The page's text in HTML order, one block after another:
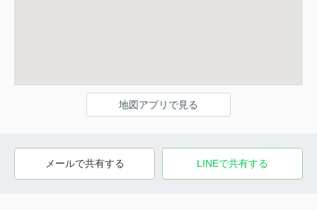
地図アプリで見る
メールで共有する LINEで共有する